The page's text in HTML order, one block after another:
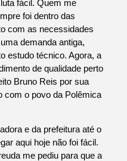
fácil. Quem me
foi dentro das
com as necessidades
demanda antiga,
estudo técnico. Agora, a
de qualidade perto
Bruno Reis por sua
com o povo da Polêmica
e da prefeitura até o
aqui hoje não foi fácil.
me pediu para que a